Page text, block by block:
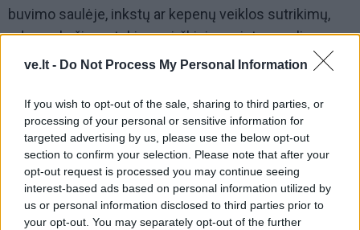
ve.lt - Do Not Process My Personal Information
If you wish to opt-out of the sale, sharing to third parties, or
processing of your personal or sensitive information for
targeted advertising by us, please use the below opt-out
section to confirm your selection. Please note that after your
opt-out request is processed you may continue seeing
interest-based ads based on personal information utilized by
us or personal information disclosed to third parties prior to
your opt-out. You may separately opt-out of the further
buvimo saulėje, inkstų ar kepenų veiklos sutrikimų,
odos pokyčių, nutukimo, virškinimo sistemos ligų.
Vartokite atsakingai
Vitamino D stoka gali išprovokuoti drastiškus
organizmo pokyčius, tačiau prieš vartojant vitamino D
preparatus didesnėmis dozėmis, rekomenduojama
atlikti kraujo tyrimą bei pasitarti su gydytoju, nes
vitaminas D iš organizmo pašalinamas lėtai, o
perteklius taip pat gali būti labai pavojingas sveikatai.